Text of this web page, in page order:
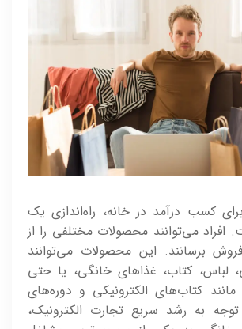
کسب درآمد در خانه، راه‌اندازی یک
افراد می‌توانند محصولات مختلفی را از
برسانند. این محصولات می‌توانند
لباس، کتاب، غذاهای خانگی، یا حتی
کتاب‌های الکترونیکی و دوره‌های
به رشد سریع تجارت الکترونیک،